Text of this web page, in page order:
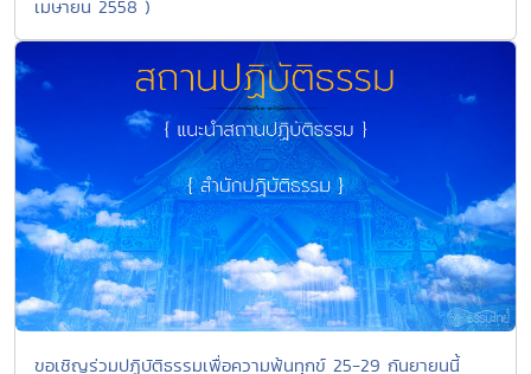
เมษายน 2558 )
ขอเชิญร่วมปฏิบัติธรรมเพื่อความพ้นทุกข์ 25-29 กันยายนนี้